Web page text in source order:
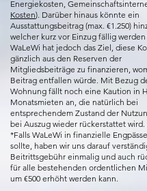
Energiekosten,
Kosten). Darüber hinaus könnte ein
Ausstattungsbeitrag (max. €1.250)
welcher kurz vor Einzug fällig werden
WaLeWi hat jedoch das Ziel, diese
gänzlich aus den Reserven der
Mitgliedsbeiträge zu finanzieren,
Beitrag entfallen würde. Mit Bezug
Wohnung fällt noch eine Kaution in
Monatsmieten an, die natürlich bei
entsprechendem Zustand der
bei Auszug wieder rückerstattet wird.
*Falls WaLeWi in finanzielle
sollte, haben wir uns darauf
Beitrittsgebühr einmalig und auch
für alle bestehenden ordentlichen
um €500 erhöht werden kann.